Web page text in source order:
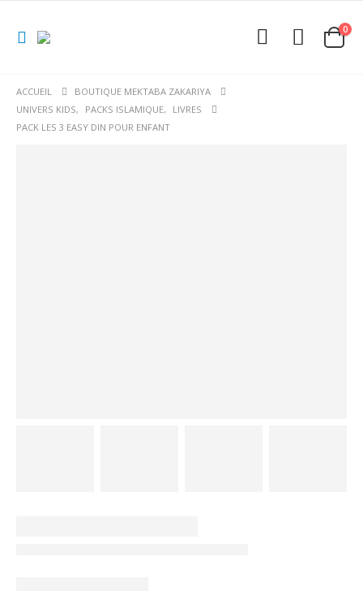
0
ACCUEIL
BOUTIQUE MEKTABA ZAKARIYA
UNIVERS KIDS, PACKS ISLAMIQUE,
LIVRES
PACK LES 3 EASY DIN POUR ENFANT